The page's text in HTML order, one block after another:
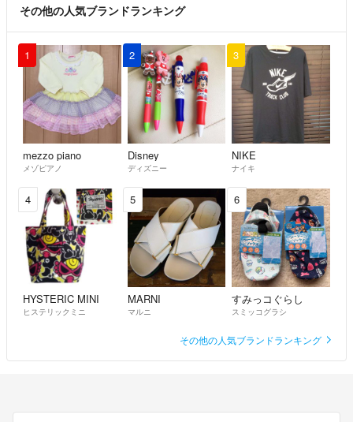
その他の人気ブランドランキング
1
mezzo piano
メゾピアノ
2
Disney
ディズニー
3
NIKE
ナイキ
4
HYSTERIC MINI
ヒステリックミニ
5
MARNI
マルニ
6
すみっコぐらし
スミッコグラシ
その他の人気ブランドランキング